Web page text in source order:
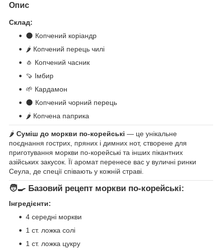
Опис
Склад:
🌑 Копчений коріандр
🌶️ Копчений перець чилі
🧄 Копчений часник
🍠 Імбир
🌱 Кардамон
🌑 Копчений чорний перець
🌶️ Копчена паприка
🌶️ Суміш до моркви по-корейські — це унікальне
поєднання гострих, пряних і димних нот, створене для
приготування моркви по-корейські та інших пікантних
азійських закусок. Її аромат перенесе вас у вуличні ринки
Сеула, де спеції співають у кожній страві.
🧑‍🍳 Базовий рецепт моркви по-корейські:
Інгредієнти:
4 середні моркви
1 ст. ложка солі
1 ст. ложка цукру